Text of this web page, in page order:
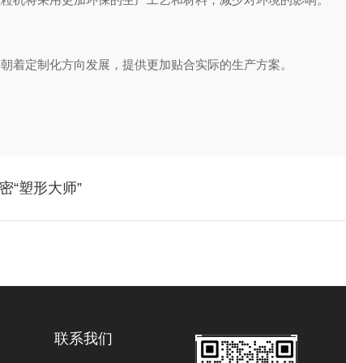
定制化方向发展，提供更加贴合实际的生产方案‌。
“塑形大师”
联系我们